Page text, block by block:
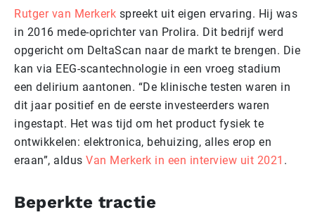
Rutger van Merkerk spreekt uit eigen ervaring. Hij was
in 2016 mede-oprichter van Prolira. Dit bedrijf werd
opgericht om DeltaScan naar de markt te brengen. Die
kan via EEG-scantechnologie in een vroeg stadium
een delirium aantonen. “De klinische testen waren in
dit jaar positief en de eerste investeerders waren
ingestapt. Het was tijd om het product fysiek te
ontwikkelen: elektronica, behuizing, alles erop en
eraan”, aldus Van Merkerk in een interview uit 2021 .
Beperkte tractie